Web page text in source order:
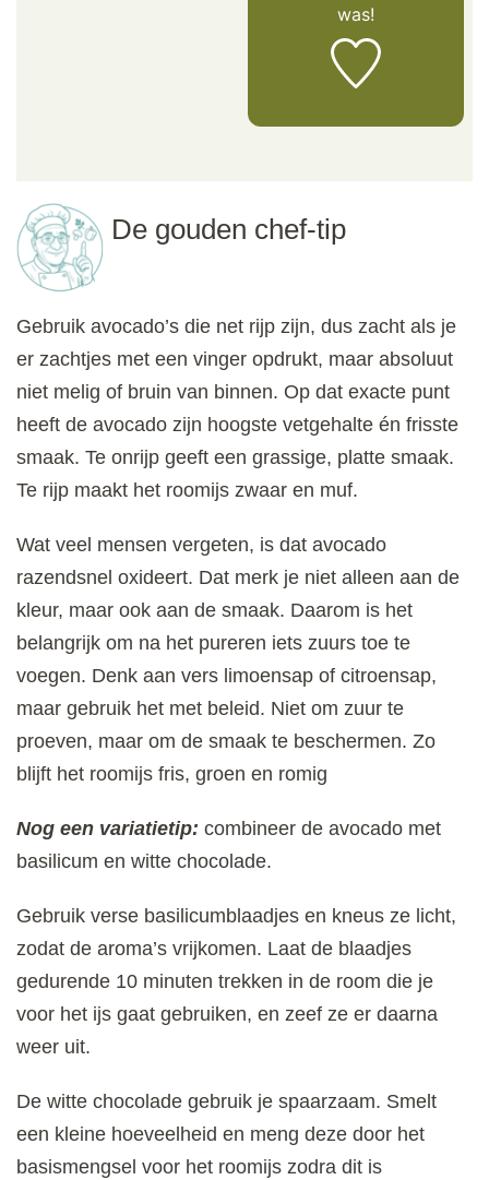
was!
De gouden chef-tip
Gebruik avocado’s die net rijp zijn, dus zacht als je
er zachtjes met een vinger opdrukt, maar absoluut
niet melig of bruin van binnen. Op dat exacte punt
heeft de avocado zijn hoogste vetgehalte én frisste
smaak. Te onrijp geeft een grassige, platte smaak.
Te rijp maakt het roomijs zwaar en muf.
Wat veel mensen vergeten, is dat avocado
razendsnel oxideert. Dat merk je niet alleen aan de
kleur, maar ook aan de smaak. Daarom is het
belangrijk om na het pureren iets zuurs toe te
voegen. Denk aan vers limoensap of citroensap,
maar gebruik het met beleid. Niet om zuur te
proeven, maar om de smaak te beschermen. Zo
blijft het roomijs fris, groen en romig
Nog een variatietip: combineer de avocado met
basilicum en witte chocolade.
Gebruik verse basilicumblaadjes en kneus ze licht,
zodat de aroma’s vrijkomen. Laat de blaadjes
gedurende 10 minuten trekken in de room die je
voor het ijs gaat gebruiken, en zeef ze er daarna
weer uit.
De witte chocolade gebruik je spaarzaam. Smelt
een kleine hoeveelheid en meng deze door het
basismengsel voor het roomijs zodra dit is